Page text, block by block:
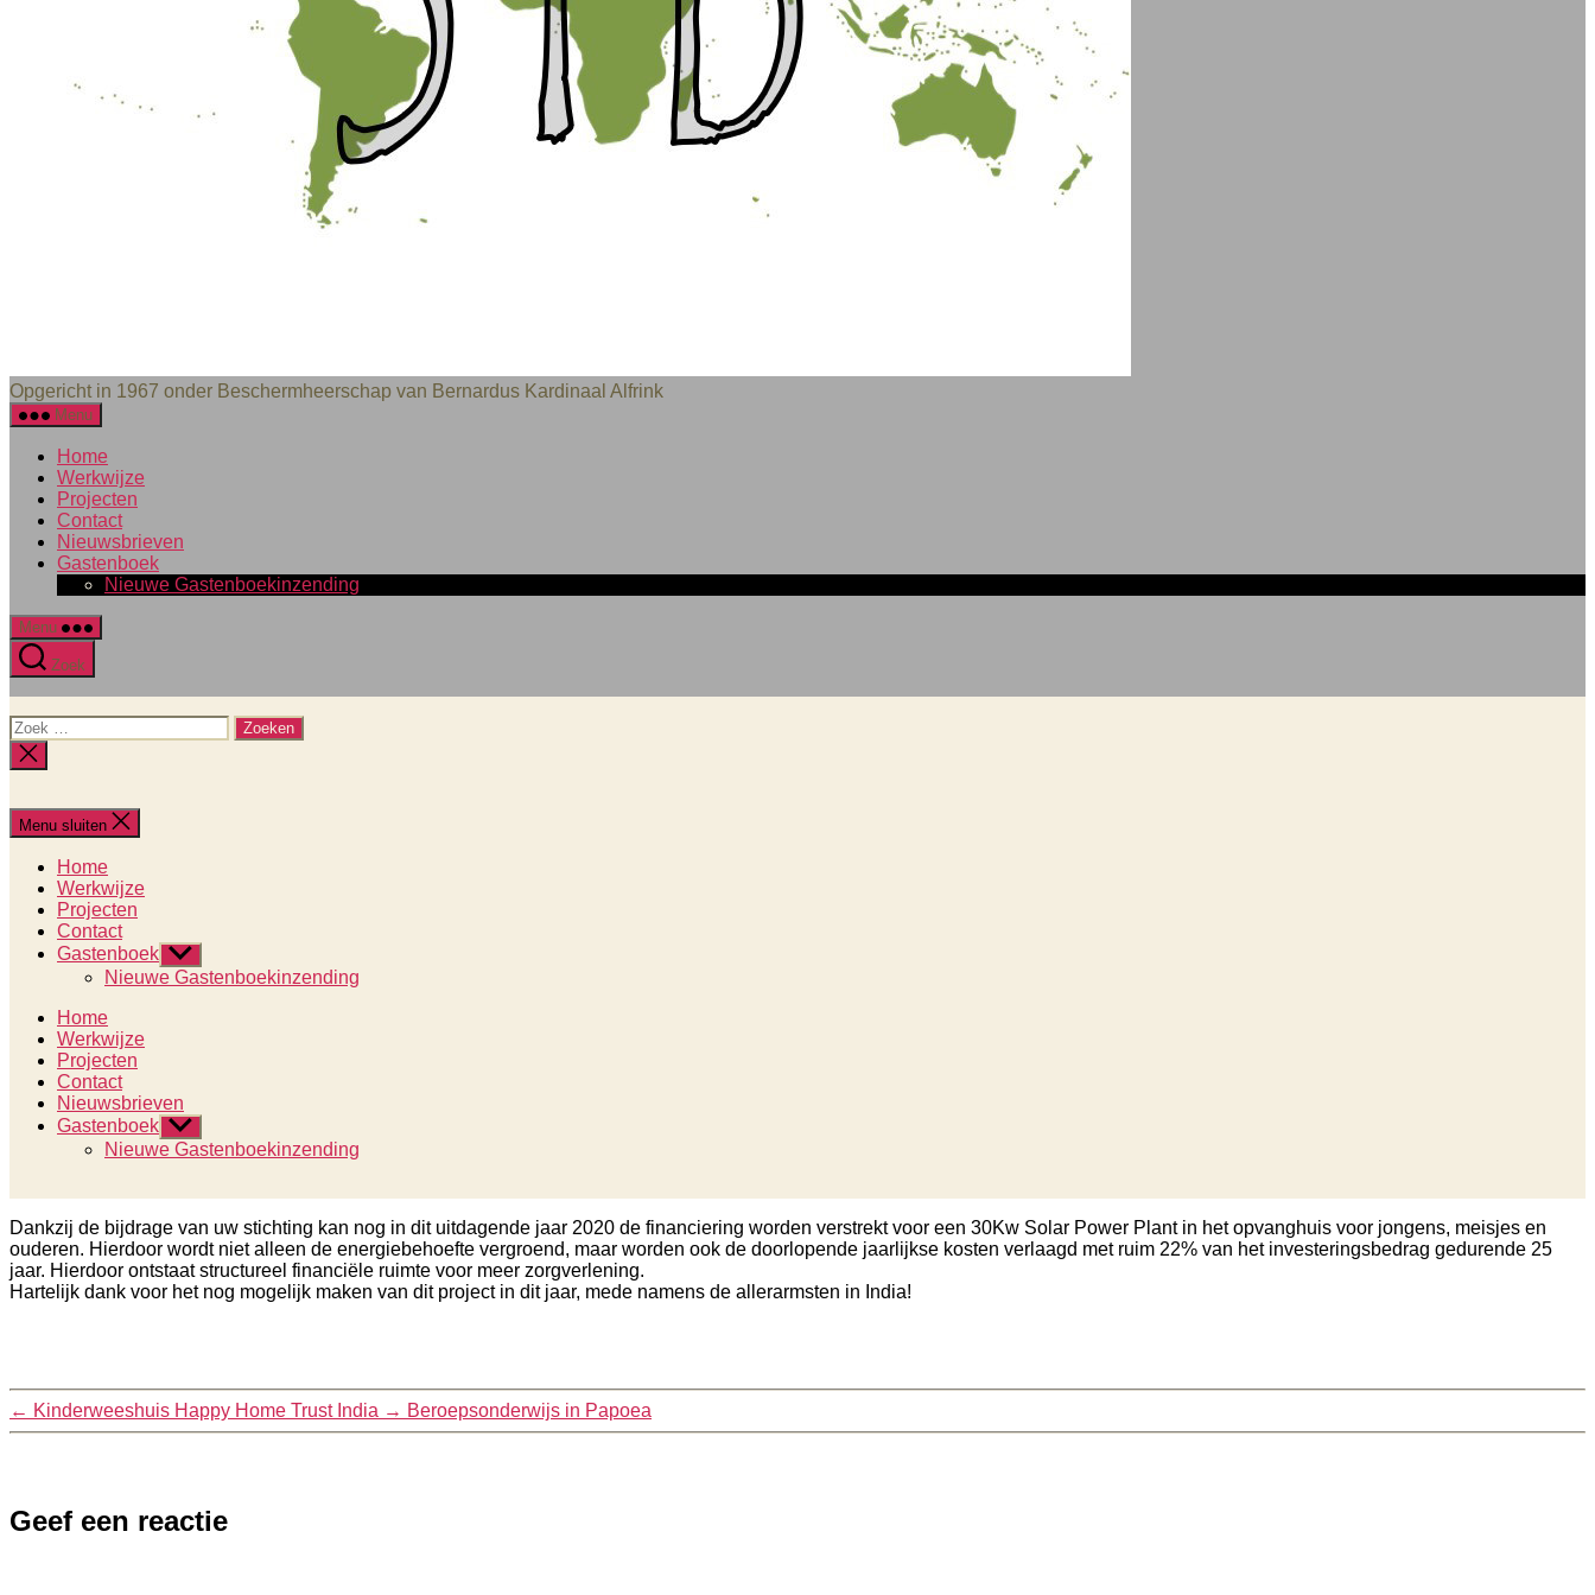
Opgericht in 1967 onder Beschermheerschap van Bernardus Kardinaal Alfrink
Menu
Home
Werkwijze
Projecten
Contact
Nieuwsbrieven
Gastenboek
Nieuwe Gastenboekinzending
Menu
Zoek
Zoeken
naar:
Zoeken
sluiten
Menu sluiten
Home
Werkwijze
Projecten
Contact
Gastenboek Toon
submenu
Nieuwe Gastenboekinzending
Home
Werkwijze
Projecten
Contact
Nieuwsbrieven
Gastenboek Toon
submenu
Nieuwe Gastenboekinzending
Dankzij de bijdrage van uw stichting kan nog in dit uitdagende jaar 2020 de financiering worden verstrekt voor een 30Kw Solar Power Plant in het opvanghuis voor jongens, meisjes en
ouderen. Hierdoor wordt niet alleen de energiebehoefte vergroend, maar worden ook de doorlopende jaarlijkse kosten verlaagd met ruim 22% van het investeringsbedrag gedurende 25
jaar. Hierdoor ontstaat structureel financiële ruimte voor meer zorgverlening.
Hartelijk dank voor het nog mogelijk maken van dit project in dit jaar, mede namens de allerarmsten in India!
← Kinderweeshuis Happy Home Trust India → Beroepsonderwijs in Papoea
Geef een reactie